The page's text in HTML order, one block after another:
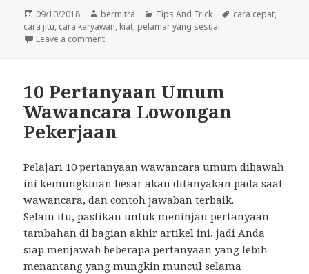
Posted
on
09/10/2018 Author
bermitra Categories
Tips And Trick Tags
cara cepat,
cara jitu, cara karyawan, kiat, pelamar yang sesuai
Leave a commenton Cara cepat mendapatkan pelamar yang sesuai
10 Pertanyaan Umum
Wawancara Lowongan
Pekerjaan
Pelajari 10 pertanyaan wawancara umum dibawah
ini kemungkinan besar akan ditanyakan pada saat
wawancara, dan contoh jawaban terbaik.
Selain itu, pastikan untuk meninjau pertanyaan
tambahan di bagian akhir artikel ini, jadi Anda
siap menjawab beberapa pertanyaan yang lebih
menantang yang mungkin muncul selama